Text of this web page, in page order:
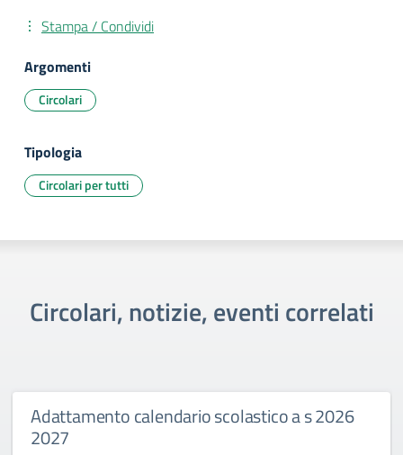
Stampa / Condividi
Argomenti
Circolari
Tipologia
Circolari per tutti
Circolari, notizie, eventi correlati
Adattamento calendario scolastico a s 2026
2027